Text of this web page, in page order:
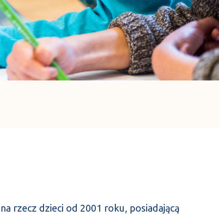
rzecz dzieci od 2001 roku, posiadającą